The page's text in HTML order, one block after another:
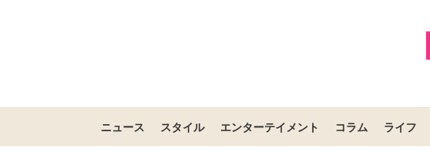
ニュース スタイル エンターテイメント コラム ライフ